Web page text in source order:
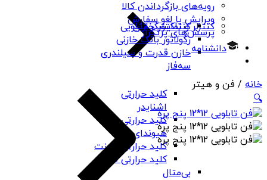
کلید حرارتی
اشنایدر
کلید حرارتی
هیوندای
کلید حرارتی چینت
کلید حرارتی PNS
بی‌متال
کنتاکتور خازنی
رگولاتور بانک خازنی
خازن قدرت و سیلندری
سه‌فاز
کنترلر و نمایشگر تابلویی
رویه‌های بازگرداندن کالا
ویرایش یا لغو سفارش
پرسش‌های پرتکرار
دانشنامه
خانه / فن و هیتر
🔍